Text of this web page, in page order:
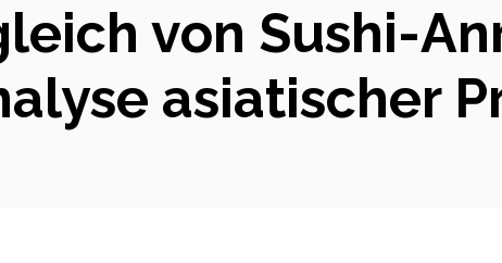
von Sushi-
asiatischer